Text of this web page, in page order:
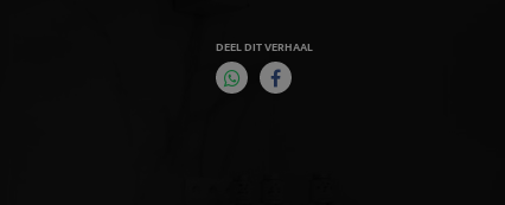
DEEL DIT VERHAAL